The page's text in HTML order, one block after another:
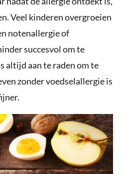
Veel kinderen overgroeien
notenallergie of
succesvol om te
altijd aan te raden om te
zonder voedselallergie is